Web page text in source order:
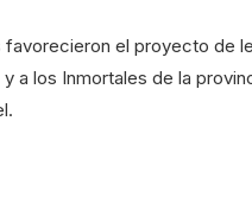
el proyecto de
a los Inmortales de la